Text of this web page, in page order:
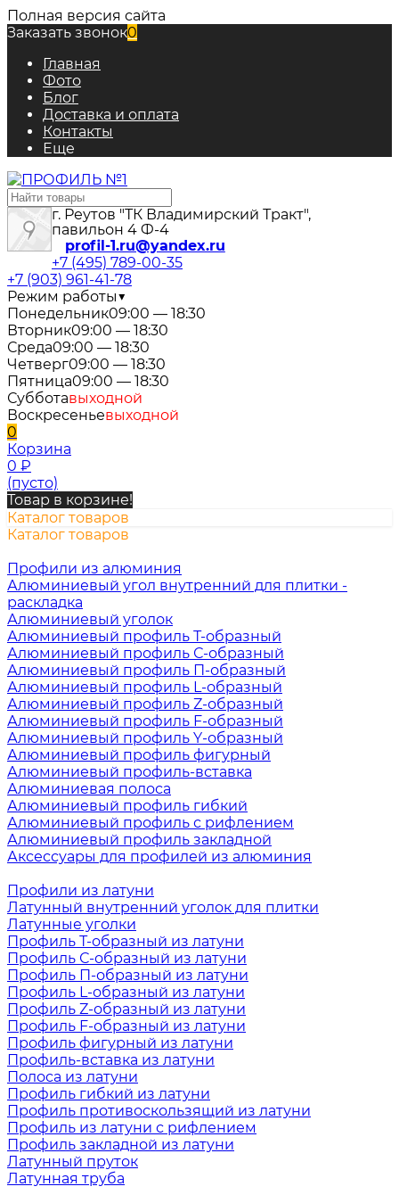
Полная версия сайта
Заказать звонок0
Главная
Фото
Блог
Доставка и оплата
Контакты
Еще
г. Реутов "ТК Владимирский Тракт",
павильон 4 Ф-4
profil-1.ru@yandex.ru
+7 (495) 789-00-35
+7 (903) 961-41-78
Режим работы▼
Понедельник09:00 — 18:30
Вторник09:00 — 18:30
Среда09:00 — 18:30
Четверг09:00 — 18:30
Пятница09:00 — 18:30
Субботавыходной
Воскресеньевыходной
0
Корзина
0 ₽
(пусто)
Товар в корзине!
Каталог товаров
Каталог товаров
Профили из алюминия
Алюминиевый угол внутренний для плитки -
раскладка
Алюминиевый уголок
Алюминиевый профиль Т-образный
Алюминиевый профиль С-образный
Алюминиевый профиль П-образный
Алюминиевый профиль L-образный
Алюминиевый профиль Z-образный
Алюминиевый профиль F-образный
Алюминиевый профиль Y-образный
Алюминиевый профиль фигурный
Алюминиевый профиль-вставка
Алюминиевая полоса
Алюминиевый профиль гибкий
Алюминиевый профиль с рифлением
Алюминиевый профиль закладной
Аксессуары для профилей из алюминия
Профили из латуни
Латунный внутренний уголок для плитки
Латунные уголки
Профиль Т-образный из латуни
Профиль С-образный из латуни
Профиль П-образный из латуни
Профиль L-образный из латуни
Профиль Z-образный из латуни
Профиль F-образный из латуни
Профиль фигурный из латуни
Профиль-вставка из латуни
Полоса из латуни
Профиль гибкий из латуни
Профиль противоскользящий из латуни
Профиль из латуни с рифлением
Профиль закладной из латуни
Латунный пруток
Латунная труба